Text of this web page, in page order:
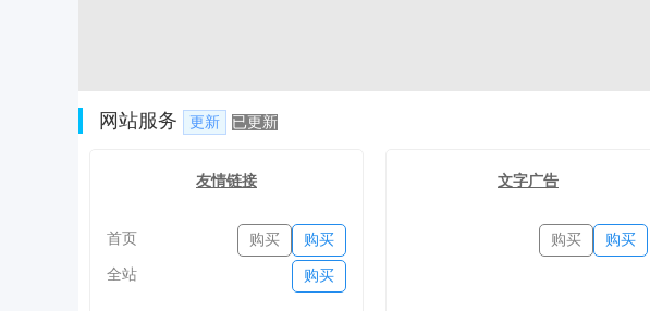
网站服务 更新 已更新
友情链接
首页 购买
购买
全站 购买
文字广告
购买
购买